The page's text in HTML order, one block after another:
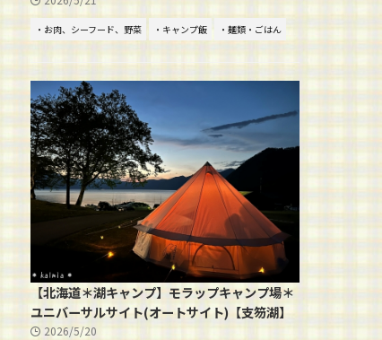
・お肉、シーフード、野菜 ・キャンプ飯 ・麺類・ごはん
【北海道＊湖キャンプ】モラップキャンプ場＊
ユニバーサルサイト(オートサイト)【支笏湖】
2026/5/20